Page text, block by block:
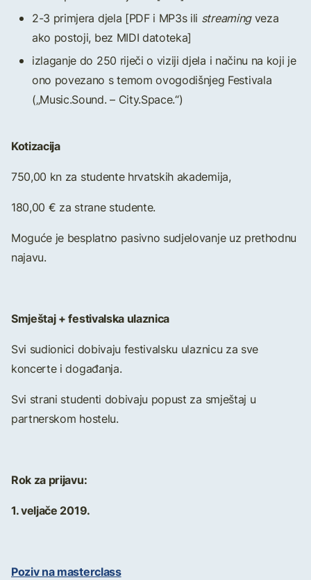
2-3 primjera djela [PDF i MP3s ili streamingveza
ako postoji, bez MIDI datoteka]
izlaganje do 250 riječi o viziji djela i načinu na koji je
ono povezano s temom ovogodišnjeg Festivala
(„Music.Sound. – City.Space.“)
Kotizacija
750,00 kn za studente hrvatskih akademija,
180,00 € za strane studente.
Moguće je besplatno pasivno sudjelovanje uz prethodnu
najavu.
Smještaj + festivalska ulaznica
Svi sudionici dobivaju festivalsku ulaznicu za sve
koncerte i događanja.
Svi strani studenti dobivaju popust za smještaj u
partnerskom hostelu.
Rok za prijavu:
1. veljače 2019.
Poziv na masterclass